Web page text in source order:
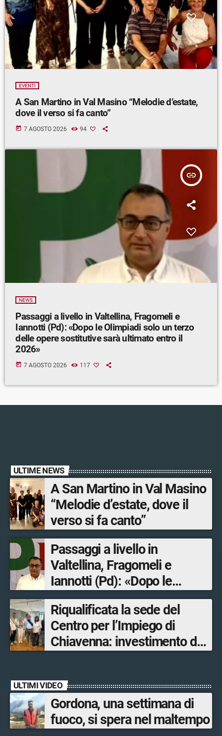
EVENTI
A San Martino in Val Masino “Melodie d’estate,
dove il verso si fa canto”
today 7 AGOSTO 2026 94
insert_link
NEWS
Passaggi a livello in Valtellina, Fragomeli e
Iannotti (Pd): «Dopo le Olimpiadi solo un terzo
delle opere sostitutive sarà ultimato entro il
2026»
today 7 AGOSTO 2026 117
ULTIME NEWS
A San Martino in Val Masino
“Melodie d’estate, dove il
verso si fa canto”
Passaggi a livello in
Valtellina, Fragomeli e
Iannotti (Pd): «Dopo le
Olimpiadi solo un terzo delle
opere sostitutive sarà
ultimato entro il 2026»
Riqualificata la sede del
Centro per l’Impiego di
Chiavenna: investimento da
ULTIMI VIDEO
Gordona, una settimana di
fuoco, si spera nel maltempo